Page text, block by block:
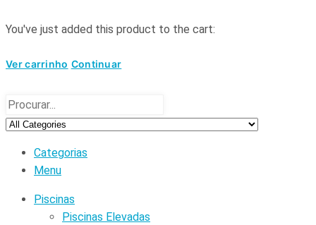
You've just added this product to the cart:
Ver carrinho Continuar
Categorias
Menu
Piscinas
Piscinas Elevadas